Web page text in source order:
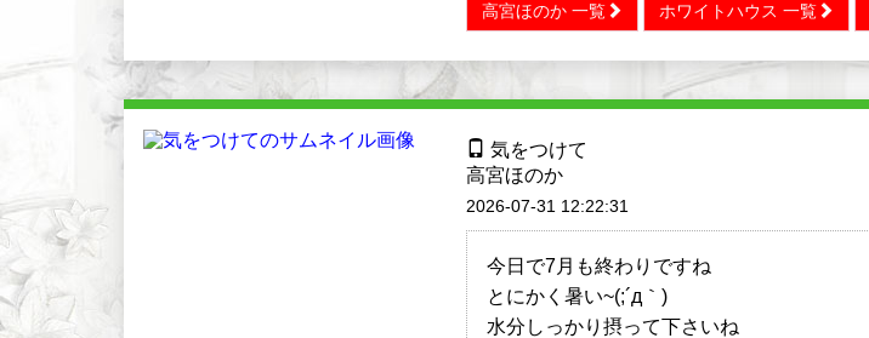
高宮ほのか 一覧 ホワイトハウス 一覧
気をつけて
高宮ほのか
2026-07-31 12:22:31
今日で7月も終わりですね
とにかく暑い~(;´д｀)
水分しっかり摂って下さいね